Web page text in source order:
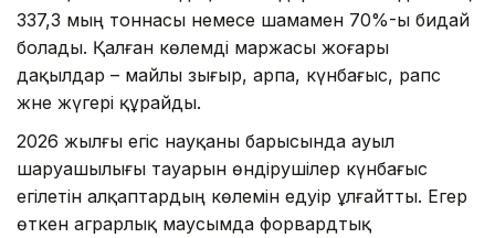
337,3 мың тоннасы немесе шамамен 70%-ы бидай
болады. Қалған көлемді маржасы жоғары
дақылдар – майлы зығыр, арпа, күнбағыс, рапс
және жүгері құрайды.
2026 жылғы егіс науқаны барысында ауыл
шаруашылығы тауарын өндірушілер күнбағыс
егілетін алқаптардың көлемін едәуір ұлғайтты. Егер
өткен аграрлық маусымда форвардтық